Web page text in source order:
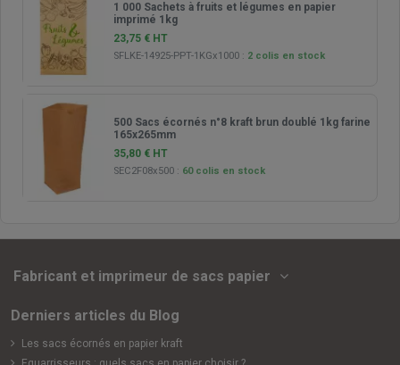
1 000 Sachets à fruits et légumes en papier
imprimé 1kg
23,75 € HT
SFLKE-14925-PPT-1KGx1000 : 2 colis en stock
500 Sacs écornés n°8 kraft brun doublé 1kg farine
165x265mm
35,80 € HT
SEC2F08x500 : 60 colis en stock
Fabricant et imprimeur de sacs papier
Derniers articles du Blog
Les sacs écornés en papier kraft